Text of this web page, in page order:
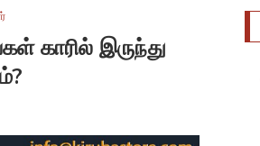
காரில் இருந்து